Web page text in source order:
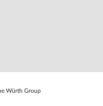
Würth Group